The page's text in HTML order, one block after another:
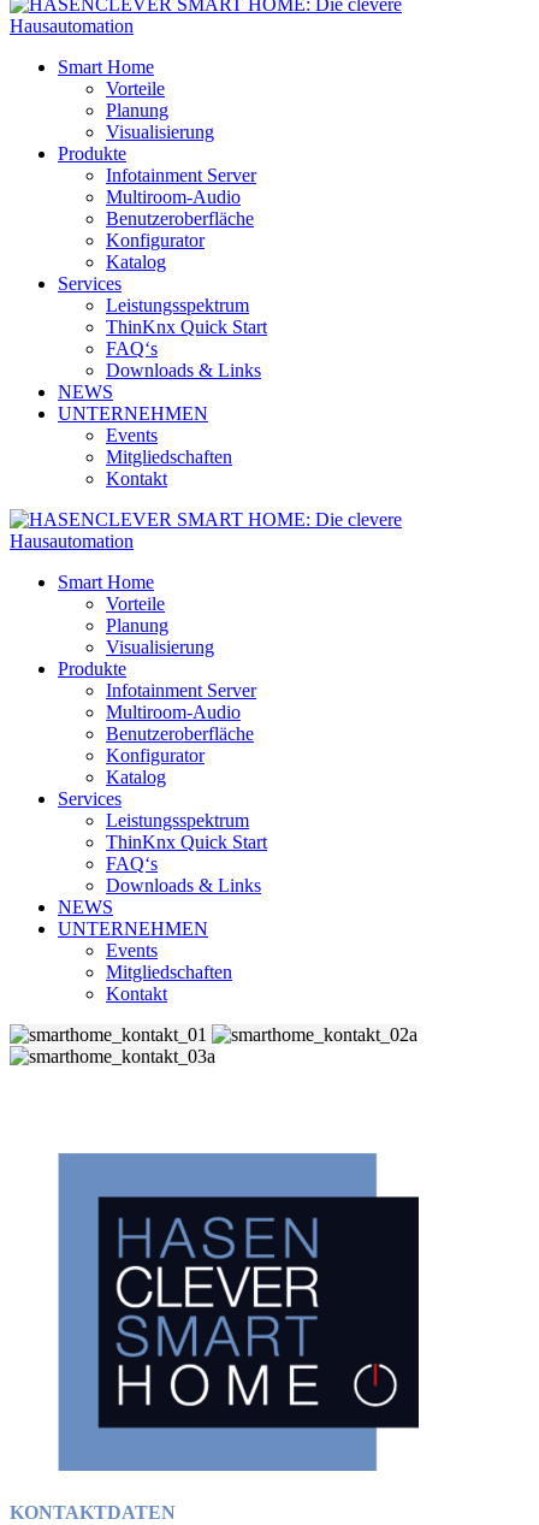
Smart Home
Vorteile
Planung
Visualisierung
Produkte
Infotainment Server
Multiroom-Audio
Benutzeroberfläche
Konfigurator
Katalog
Services
Leistungsspektrum
ThinKnx Quick Start
FAQ‘s
Downloads & Links
NEWS
UNTERNEHMEN
Events
Mitgliedschaften
Kontakt
Smart Home
Vorteile
Planung
Visualisierung
Produkte
Infotainment Server
Multiroom-Audio
Benutzeroberfläche
Konfigurator
Katalog
Services
Leistungsspektrum
ThinKnx Quick Start
FAQ‘s
Downloads & Links
NEWS
UNTERNEHMEN
Events
Mitgliedschaften
Kontakt
KONTAKTDATEN